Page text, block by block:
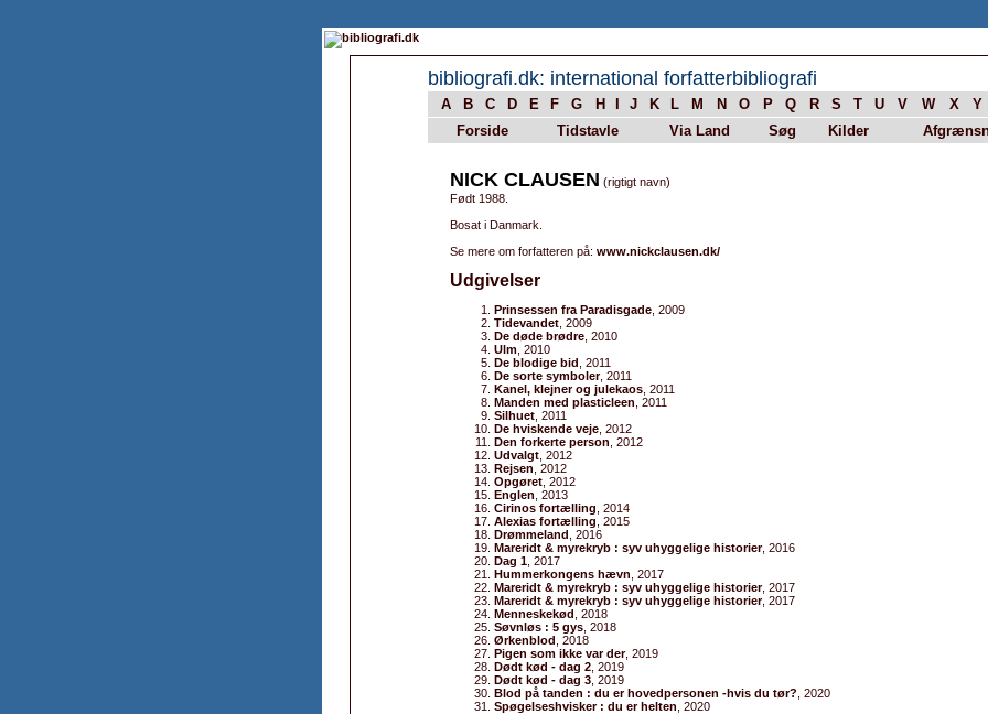
bibliografi.dk: international forfatterbibliografi
A B C D E F G H J K L M N O P Q R S T U V W X Y
Forside
Tidstavle Via Land Søg Kilder
NICK CLAUSEN (rigtigt navn)
Født 1988.
Bosat i Danmark.
Se mere om forfatteren på: www.nickclausen.dk/
Udgivelser
Prinsessen fra Paradisgade , 2009
Tidevandet , 2009
De døde brødre , 2010
Ulm , 2010
De blodige bid , 2011
De sorte symboler, 2011
Kanel, klejner og julekaos , 2011
Manden med plasticleen , 2011
Silhuet , 2011
De hviskende veje , 2012
Den forkerte person , 2012
Udvalgt , 2012
Rejsen , 2012
Opgøret , 2012
Englen , 2013
Cirinos fortælling , 2014
Alexias fortælling , 2015
Drømmeland , 2016
Mareridt & myrekryb : syv uhyggelige historier, 2016
Dag 1 , 2017
Hummerkongens hævn , 2017
Mareridt & myrekryb : syv uhyggelige historier, 2017
Mareridt & myrekryb : syv uhyggelige historier, 2017
Menneskekød , 2018
Søvnløs : 5 gys , 2018
Ørkenblod , 2018
Pigen som ikke var der, 2019
Dødt kød - dag 2 , 2019
Dødt kød - dag 3 , 2019
Blod på tanden : du er hovedpersonen -hvis du tør? , 2020
Spøgelseshvisker : du er helten , 2020